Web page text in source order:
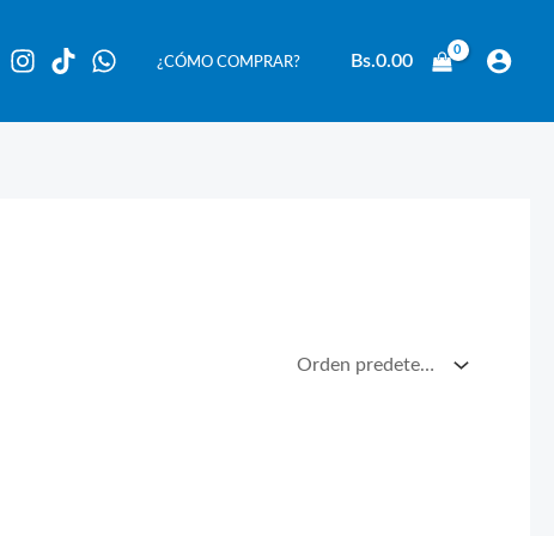
¿CÓMO COMPRAR? Bs.0.00